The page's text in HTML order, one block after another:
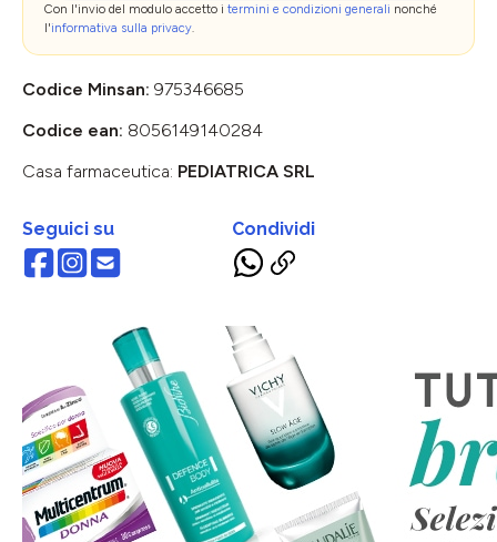
Con l'invio del modulo accetto i termini e condizioni generali nonché
l'informativa sulla privacy.
Codice Minsan: 975346685
Codice ean: 8056149140284
Casa farmaceutica: PEDIATRICA SRL
Seguici su Condividi